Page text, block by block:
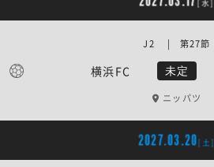
[水]
横浜FC 未定
J2 | 第27節
ニッパツ
2027.03.20[土]